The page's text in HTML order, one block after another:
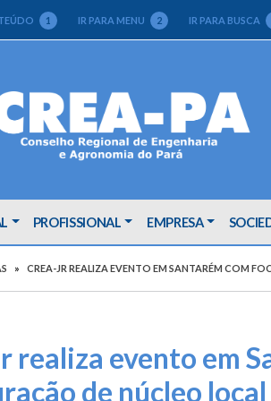
1 IR PARA MENU 2 IR PARA BUSCA
PROFISSIONAL EMPRESA
CREA-JR REALIZA EVENTO EM SANTARÉM COM
realiza evento em
de núcleo local